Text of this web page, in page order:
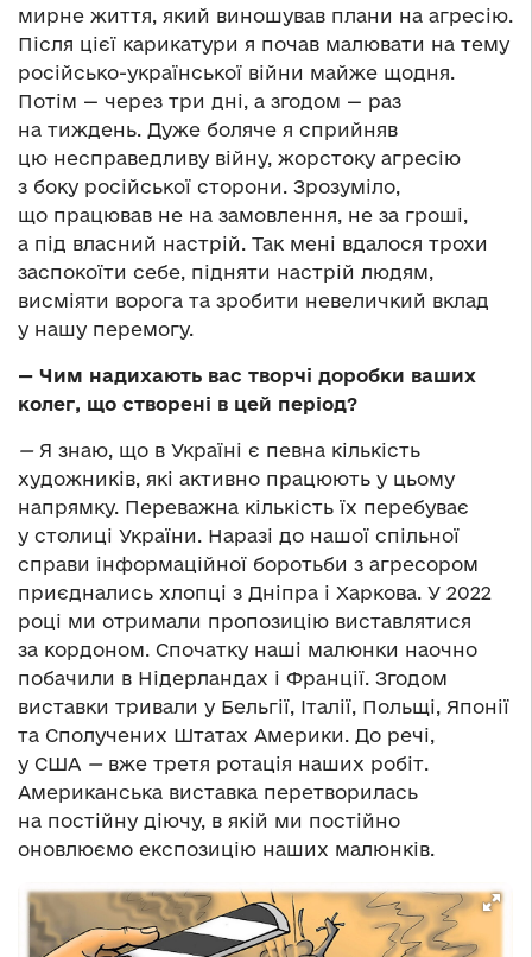
мирне життя, який виношував плани на агресію.
Після цієї карикатури я почав малювати на тему
російсько-української війни майже щодня.
Потім — через три дні, а згодом — раз
на тиждень. Дуже боляче я сприйняв
цю несправедливу війну, жорстоку агресію
з боку російської сторони. Зрозуміло,
що працював не на замовлення, не за гроші,
а під власний настрій. Так мені вдалося трохи
заспокоїти себе, підняти настрій людям,
висміяти ворога та зробити невеличкий вклад
у нашу перемогу.
— Чим надихають вас творчі доробки ваших
колег, що створені в цей період?
—Я знаю, що в Україні є певна кількість
художників, які активно працюють у цьому
напрямку. Переважна кількість їх перебуває
у столиці України. Наразі до нашої спільної
справи інформаційної боротьби з агресором
приєднались хлопці з Дніпра і Харкова. У 2022
році ми отримали пропозицію виставлятися
за кордоном. Спочатку наші малюнки наочно
побачили в Нідерландах і Франції. Згодом
виставки тривали у Бельгії, Італії, Польщі, Японії
та Сполучених Штатах Америки. До речі,
у США —вже третя ротація наших робіт.
Американська виставка перетворилась
на постійну діючу, в якій ми постійно
оновлюємо експозицію наших малюнків.